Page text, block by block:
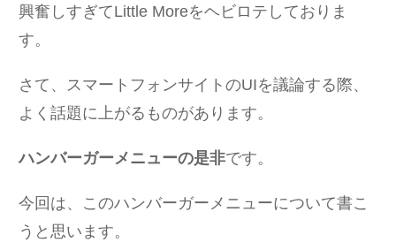
興奮しすぎてLittle Moreをヘビロテしておりま
す。
さて、スマートフォンサイトのUIを議論する際、
よく話題に上がるものがあります。
ハンバーガーメニューの是非です。
今回は、このハンバーガーメニューについて書こ
うと思います。